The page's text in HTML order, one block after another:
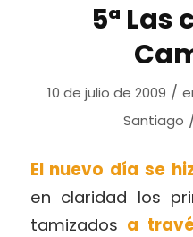
5ª Las
10 de julio de 2009 /
Santiago
El nuevo día se
en claridad los
tamizados a